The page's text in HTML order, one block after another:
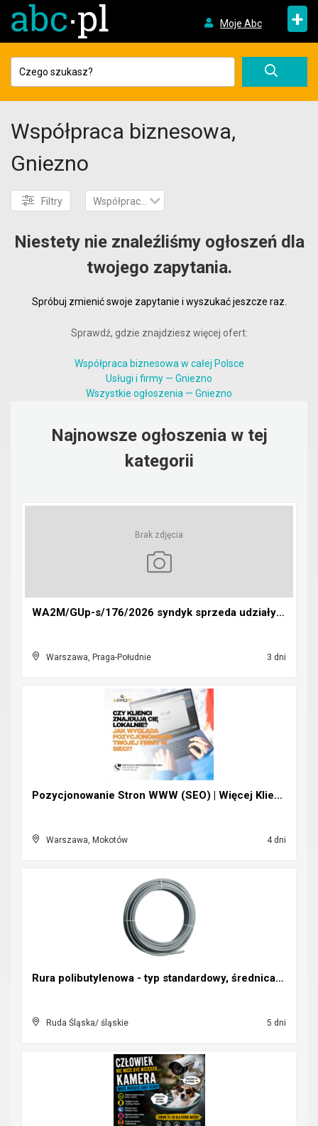
Moje Abc +
Współpraca biznesowa,
Gniezno
Filtry Współpraca biznesowa
Niestety nie znaleźliśmy ogłoszeń dla
twojego zapytania.
Spróbuj zmienić swoje zapytanie i wyszukać jeszcze raz.
Sprawdź, gdzie znajdziesz więcej ofert:
Współpraca biznesowa w całej Polsce
Usługi i firmy — Gniezno
Wszystkie ogłoszenia — Gniezno
Najnowsze ogłoszenia w tej
kategorii
Brak zdjęcia
WA2M/GUp-s/176/2026 syndyk sprzeda udziały w Sp. z...
Warszawa, Praga-Południe 3 dni
Pozycjonowanie Stron WWW (SEO) | Więcej Klientów z...
Warszawa, Mokotów 4 dni
Rura polibutylenowa - typ standardowy, średnica ze...
Ruda Śląska/ śląskie 5 dni